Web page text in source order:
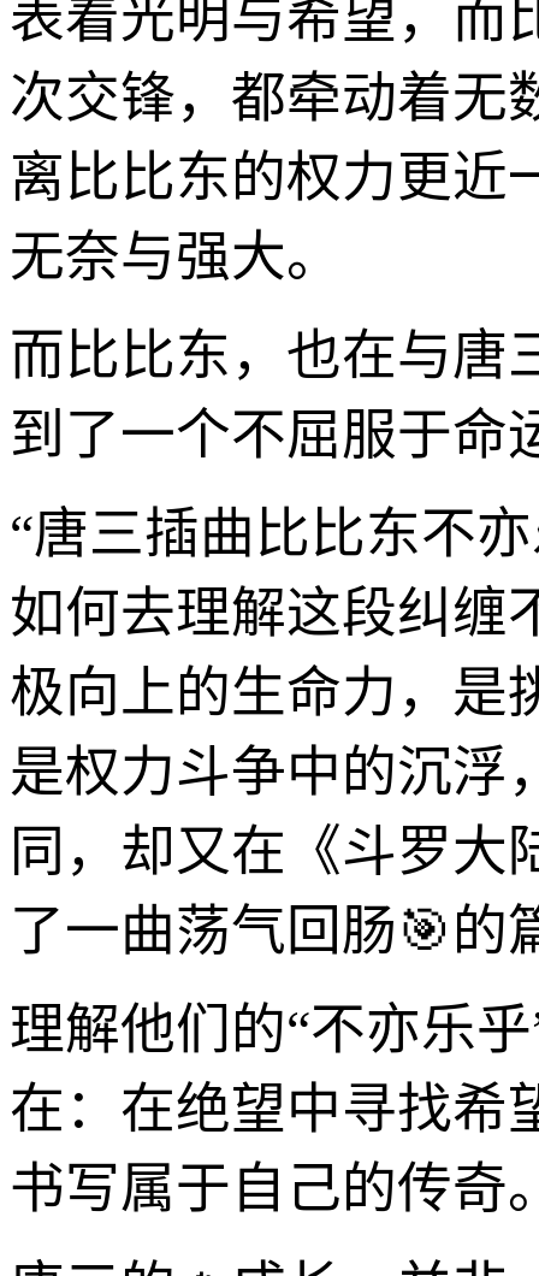
表着光明与希望，而
次交锋，都牵动着无
离比比东的权力更近
无奈与强大。
而比比东，也在与唐
到了一个不屈服于命
“唐三插曲比比东不
如何去理解这段纠缠
极向上的生命力，是
是权力斗争中的沉浮
同，却又在《斗罗大
了一曲荡气回肠🎯的
理解他们的“不亦乐
在：在绝望中寻找希
书写属于自己的传奇